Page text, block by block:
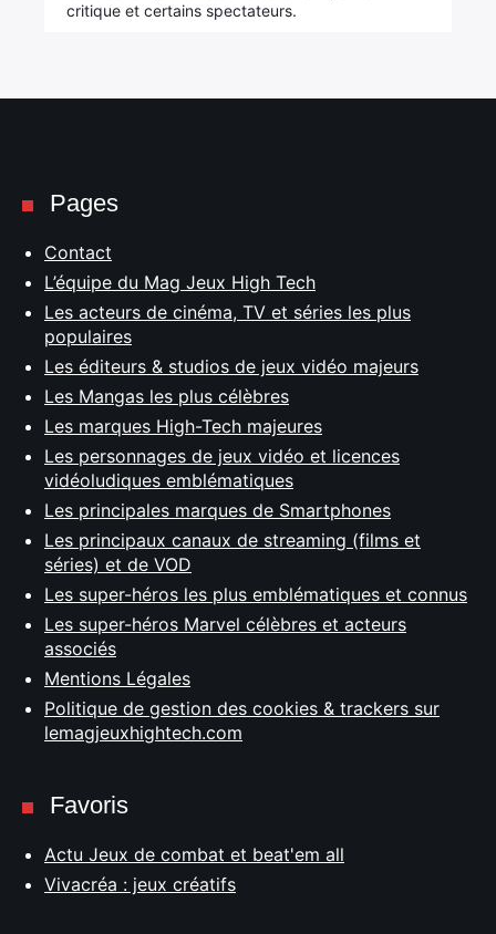
critique et certains spectateurs.
Pages
Contact
L’équipe du Mag Jeux High Tech
Les acteurs de cinéma, TV et séries les plus
populaires
Les éditeurs & studios de jeux vidéo majeurs
Les Mangas les plus célèbres
Les marques High-Tech majeures
Les personnages de jeux vidéo et licences
vidéoludiques emblématiques
Les principales marques de Smartphones
Les principaux canaux de streaming (films et
séries) et de VOD
Les super-héros les plus emblématiques et connus
Les super-héros Marvel célèbres et acteurs
associés
Mentions Légales
Politique de gestion des cookies & trackers sur
lemagjeuxhightech.com
Favoris
Actu Jeux de combat et beat'em all
Vivacréa : jeux créatifs